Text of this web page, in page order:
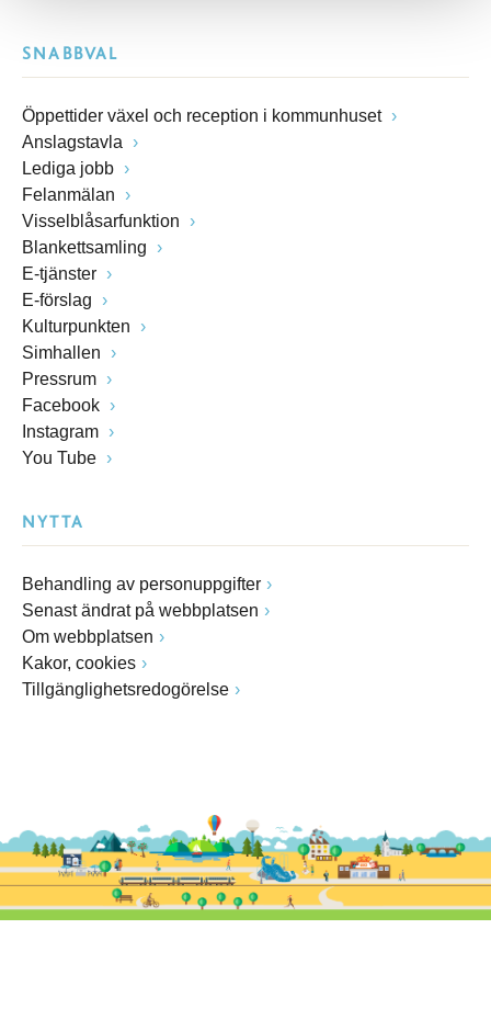
SNABBVAL
Öppettider växel och reception i kommunhuset
Anslagstavla
Lediga jobb
Felanmälan
Visselblåsarfunktion
Blankettsamling
E-tjänster
E-förslag
Kulturpunkten
Simhallen
Pressrum
Facebook
Instagram
You Tube
NYTTA
Behandling av personuppgifter
Senast ändrat på webbplatsen
Om webbplatsen
Kakor, cookies
Tillgänglighetsredogörelse